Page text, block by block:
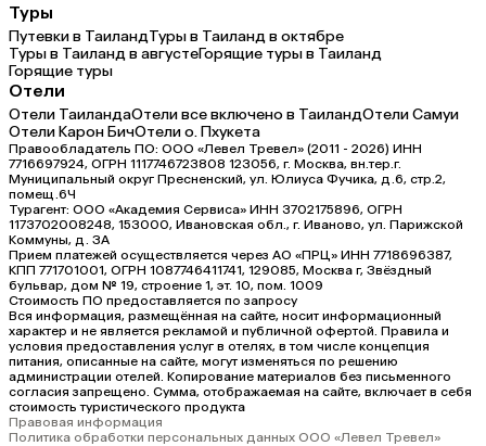
Туры
Путевки в ТаиландТуры в Таиланд в октябре
Туры в Таиланд в августеГорящие туры в Таиланд
Горящие туры
Отели
Отели ТаиландаОтели все включено в ТаиландОтели Самуи
Отели Карон БичОтели о. Пхукета
Правообладатель ПО: ООО «Левел Тревел» (2011 - 2026) ИНН
7716697924, ОГРН 1117746723808 123056, г. Москва, вн.тер.г.
Муниципальный округ Пресненский, ул. Юлиуса Фучика, д.6, стр.2,
помещ.6Ч
Турагент: ООО «Академия Сервиса» ИНН 3702175896, ОГРН
1173702008248, 153000, Ивановская обл., г. Иваново, ул. Парижской
Коммуны, д. ЗА
Прием платежей осуществляется через АО «ПРЦ» ИНН 7718696387,
КПП 771701001, ОГРН 1087746411741, 129085, Москва г, Звёздный
бульвар, дом № 19, строение 1, эт. 10, пом. 1009
Стоимость ПО предоставляется по запросу
Вся информация, размещённая на сайте, носит информационный
характер и не является рекламой и публичной офертой. Правила и
условия предоставления услуг в отелях, в том числе концепция
питания, описанные на сайте, могут изменяться по решению
администрации отелей. Копирование материалов без письменного
согласия запрещено. Сумма, отображаемая на сайте, включает в себя
стоимость туристического продукта
Правовая информация
Политика обработки персональных данных ООО «Левел Тревел»